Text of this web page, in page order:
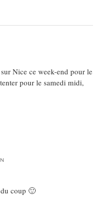
Nice ce week-end pour le
pour le samedi midi,
coup 🙂